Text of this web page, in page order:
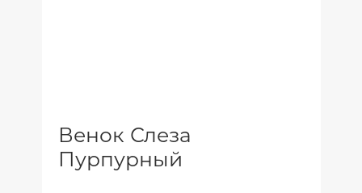
Венок Слеза
Пурпурный